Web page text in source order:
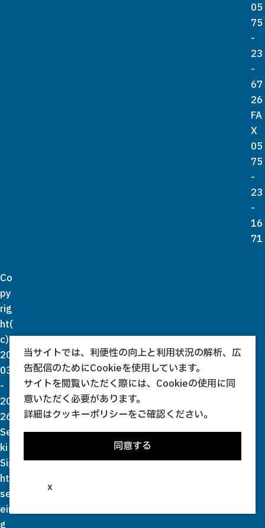
05
75
-
23
-
67
26
FA
X
05
75
-
23
-
16
71
Co
py
rig
ht(
c)
20
03
-
20
26
Se
ki
Sig
ht
se
ein
g
当サイトでは、利便性の向上と利用状況の解析、広
告配信のためにCookieを使用しています。
サイトを閲覧いただく際には、Cookieの使用に同
意いただく必要があります。
詳細はクッキーポリシーをご確認ください。
同意する
x